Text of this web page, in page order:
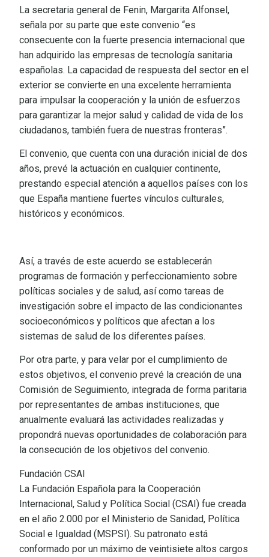
La secretaria general de Fenin, Margarita Alfonsel,
señala por su parte que este convenio “es
consecuente con la fuerte presencia internacional que
han adquirido las empresas de tecnología sanitaria
españolas. La capacidad de respuesta del sector en el
exterior se convierte en una excelente herramienta
para impulsar la cooperación y la unión de esfuerzos
para garantizar la mejor salud y calidad de vida de los
ciudadanos, también fuera de nuestras fronteras”.
El convenio, que cuenta con una duración inicial de dos
años, prevé la actuación en cualquier continente,
prestando especial atención a aquellos países con los
que España mantiene fuertes vínculos culturales,
históricos y económicos.
Así, a través de este acuerdo se establecerán
programas de formación y perfeccionamiento sobre
políticas sociales y de salud, así como tareas de
investigación sobre el impacto de las condicionantes
socioeconómicos y políticos que afectan a los
sistemas de salud de los diferentes países.
Por otra parte, y para velar por el cumplimiento de
estos objetivos, el convenio prevé la creación de una
Comisión de Seguimiento, integrada de forma paritaria
por representantes de ambas instituciones, que
anualmente evaluará las actividades realizadas y
propondrá nuevas oportunidades de colaboración para
la consecución de los objetivos del convenio.
Fundación CSAI
La Fundación Española para la Cooperación
Internacional, Salud y Política Social (CSAI) fue creada
en el año 2.000 por el Ministerio de Sanidad, Política
Social e Igualdad (MSPSI). Su patronato está
conformado por un máximo de veintisiete altos cargos